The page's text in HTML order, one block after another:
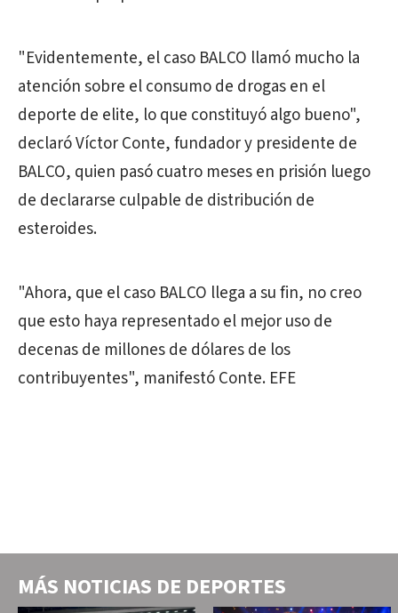
"Evidentemente, el caso BALCO llamó mucho la
atención sobre el consumo de drogas en el
deporte de elite, lo que constituyó algo bueno",
declaró Víctor Conte, fundador y presidente de
BALCO, quien pasó cuatro meses en prisión luego
de declararse culpable de distribución de
esteroides.
"Ahora, que el caso BALCO llega a su fin, no creo
que esto haya representado el mejor uso de
decenas de millones de dólares de los
contribuyentes", manifestó Conte. EFE
MÁS NOTICIAS DE DEPORTES